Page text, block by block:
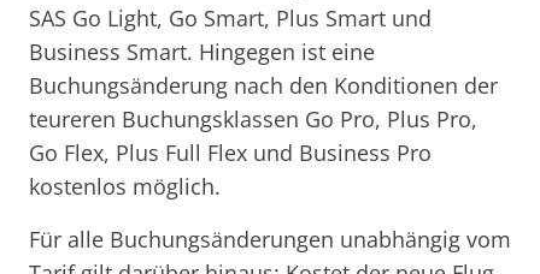
SAS Go Light, Go Smart, Plus Smart und
Business Smart. Hingegen ist eine
Buchungsänderung nach den Konditionen der
teureren Buchungsklassen Go Pro, Plus Pro,
Go Flex, Plus Full Flex und Business Pro
kostenlos möglich.
Für alle Buchungsänderungen unabhängig vom